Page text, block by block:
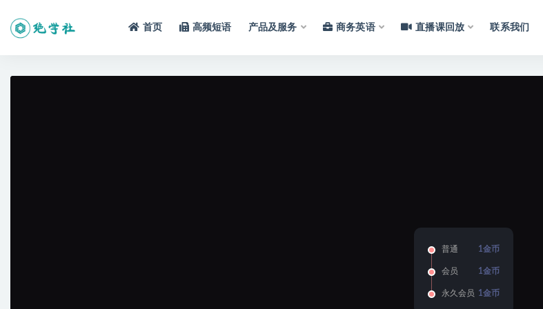
首页 高频短语 产品及服务 商务英语 直播课回放 联系我们
普通 1金币
会员 1金币
永久会员 1金币